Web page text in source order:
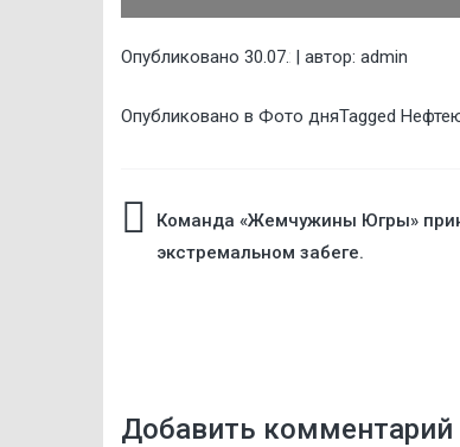
Опубликовано 30.07.2018| автор: admin
Опубликовано в Фото дняTagged
Навигация
Команда «Жемчужины Югры»
экстремальном забеге.
Добавить комментарий